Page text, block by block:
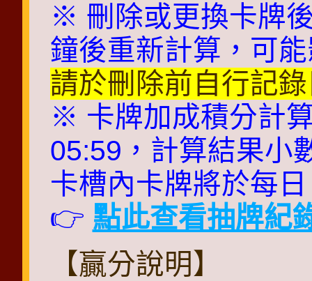
※ 刪除或更換卡牌
鐘後重新計算，可
請於刪除前自行記
※ 卡牌加成積分計
05:59，計算結果小
卡槽內卡牌將於每
👉 點此查看抽牌紀
【贏分說明】